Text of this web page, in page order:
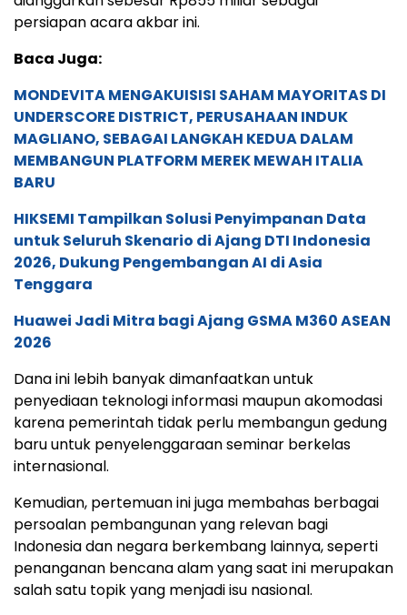
persiapan acara akbar ini.
Baca Juga:
MONDEVITA MENGAKUISISI SAHAM MAYORITAS DI
UNDERSCORE DISTRICT, PERUSAHAAN INDUK
MAGLIANO, SEBAGAI LANGKAH KEDUA DALAM
MEMBANGUN PLATFORM MEREK MEWAH ITALIA
BARU
HIKSEMI Tampilkan Solusi Penyimpanan Data
untuk Seluruh Skenario di Ajang DTI Indonesia
2026, Dukung Pengembangan AI di Asia
Tenggara
Huawei Jadi Mitra bagi Ajang GSMA M360 ASEAN
2026
Dana ini lebih banyak dimanfaatkan untuk
penyediaan teknologi informasi maupun akomodasi
karena pemerintah tidak perlu membangun gedung
baru untuk penyelenggaraan seminar berkelas
internasional.
Kemudian, pertemuan ini juga membahas berbagai
persoalan pembangunan yang relevan bagi
Indonesia dan negara berkembang lainnya, seperti
penanganan bencana alam yang saat ini merupakan
salah satu topik yang menjadi isu nasional.